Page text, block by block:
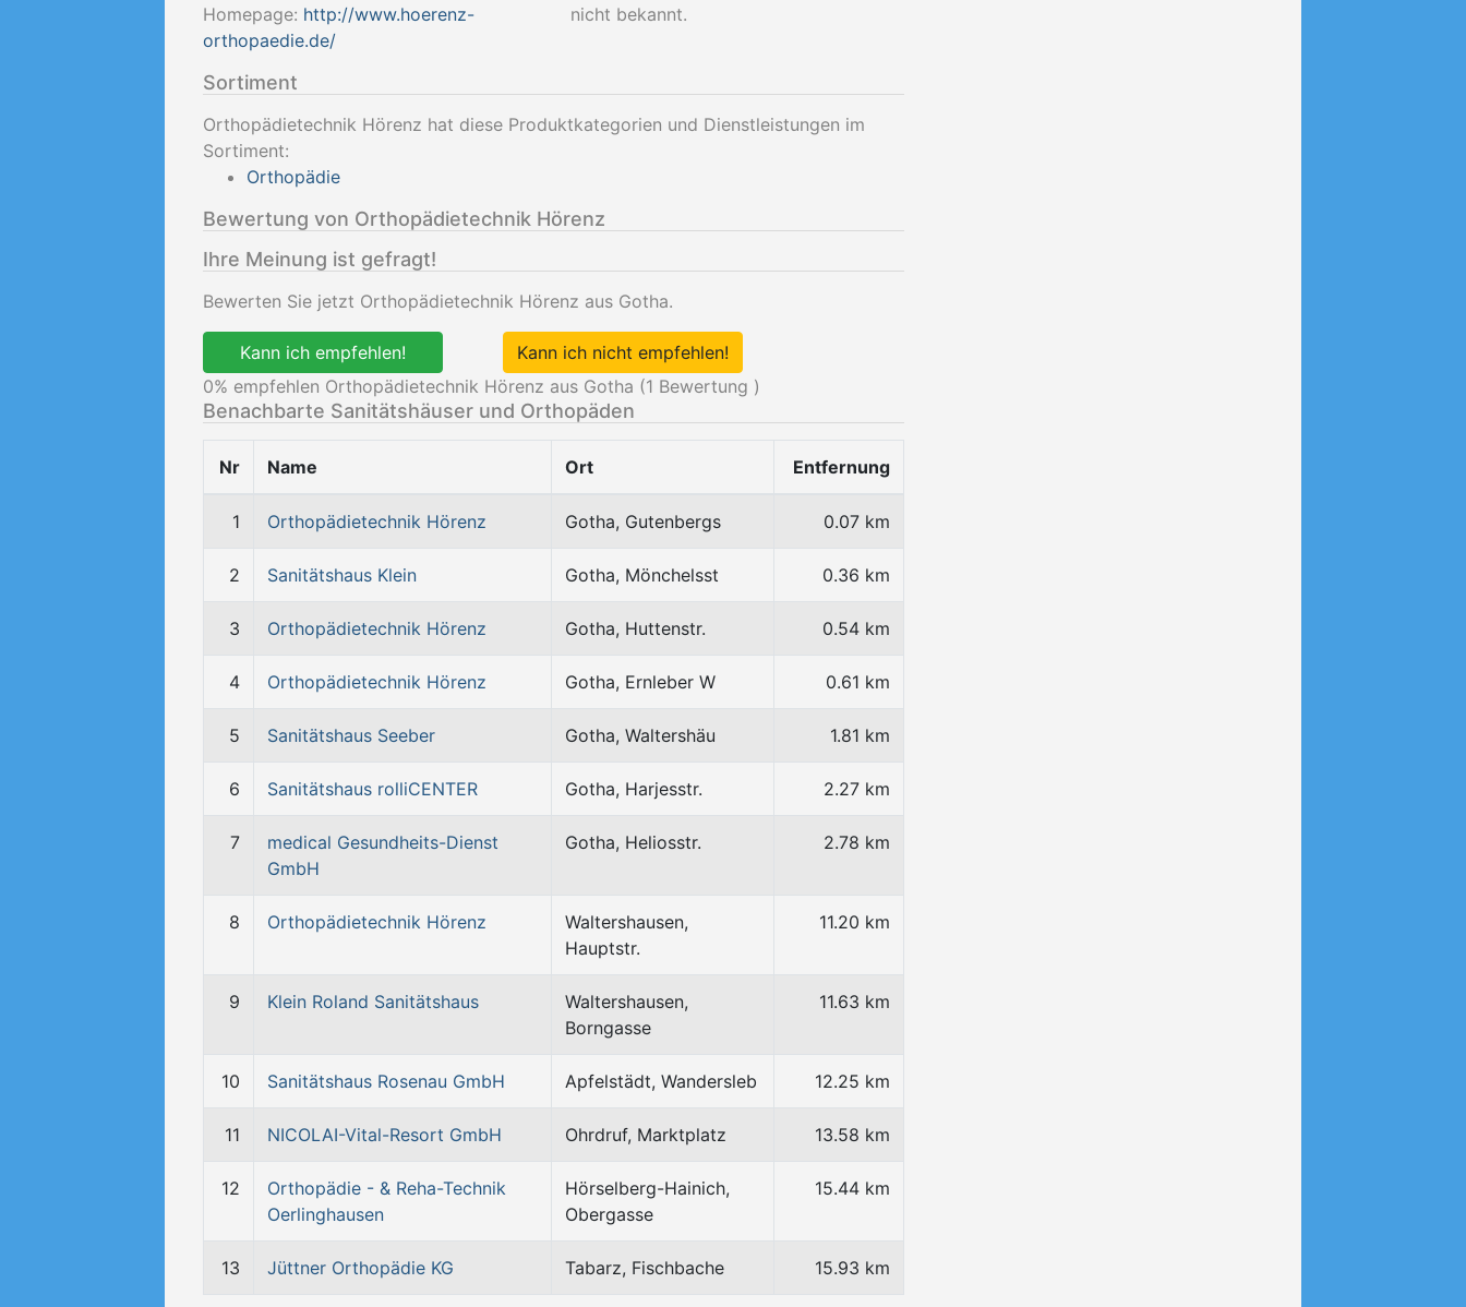
Homepage: http://www.hoerenz-
orthopaedie.de/
nicht bekannt.
Sortiment
Orthopädietechnik Hörenz hat diese Produktkategorien und Dienstleistungen im
Sortiment:
Orthopädie
Bewertung von Orthopädietechnik Hörenz
Ihre Meinung ist gefragt!
Bewerten Sie jetzt Orthopädietechnik Hörenz aus Gotha.
Kann ich empfehlen!
Kann ich nicht empfehlen!
0% empfehlen Orthopädietechnik Hörenz aus Gotha (1 Bewertung )
Benachbarte Sanitätshäuser und Orthopäden
Nr Name Ort Entfernung
1 Orthopädietechnik Hörenz Gotha, Gutenbergs 0.07 km
2 Sanitätshaus Klein Gotha, Mönchelsst 0.36 km
3 Orthopädietechnik Hörenz Gotha, Huttenstr. 0.54 km
4 Orthopädietechnik Hörenz Gotha, Ernleber W 0.61 km
5 Sanitätshaus Seeber Gotha, Waltershäu 1.81 km
6 Sanitätshaus rolliCENTER Gotha, Harjesstr. 2.27 km
7
medical Gesundheits-Dienst
GmbH
Gotha, Heliosstr. 2.78 km
8 Orthopädietechnik Hörenz
Waltershausen,
Hauptstr.
11.20 km
9 Klein Roland Sanitätshaus
Waltershausen,
Borngasse
11.63 km
10 Sanitätshaus Rosenau GmbH Apfelstädt, Wandersleb 12.25 km
11 NICOLAI-Vital-Resort GmbH Ohrdruf, Marktplatz 13.58 km
12
Orthopädie - & Reha-Technik
Oerlinghausen
Hörselberg-Hainich,
Obergasse
15.44 km
13 Jüttner Orthopädie KG Tabarz, Fischbache 15.93 km